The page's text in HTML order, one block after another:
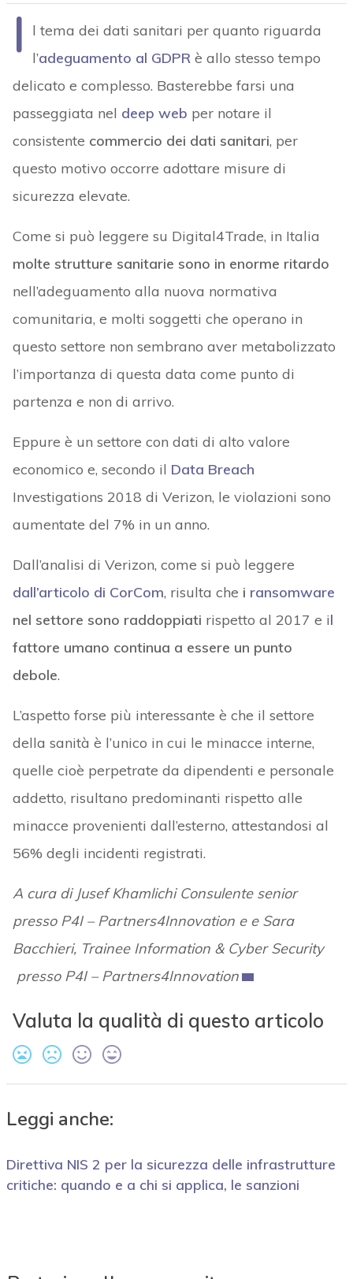
I
l tema dei dati sanitari per quanto riguarda
l’adeguamento al GDPR è allo stesso tempo
delicato e complesso. Basterebbe farsi una
passeggiata nel deep web per notare il
consistente commercio dei dati sanitari, per
questo motivo occorre adottare misure di
sicurezza elevate.
Come si può leggere su Digital4Trade, in Italia
molte strutture sanitarie sono in enorme ritardo
nell’adeguamento alla nuova normativa
comunitaria, e molti soggetti che operano in
questo settore non sembrano aver metabolizzato
l’importanza di questa data come punto di
partenza e non di arrivo.
Eppure è un settore con dati di alto valore
economico e, secondo il Data Breach
Investigations 2018 di Verizon, le violazioni sono
aumentate del 7% in un anno.
Dall’analisi di Verizon, come si può leggere
dall’articolo di CorCom, risulta che i ransomware
nel settore sono raddoppiati rispetto al 2017 e il
fattore umano continua a essere un punto
debole.
L’aspetto forse più interessante è che il settore
della sanità è l’unico in cui le minacce interne,
quelle cioè perpetrate da dipendenti e personale
addetto, risultano predominanti rispetto alle
minacce provenienti dall’esterno, attestandosi al
56% degli incidenti registrati.
A cura di Jusef Khamlichi Consulente senior
presso P4I – Partners4Innovation e e Sara
Bacchieri, Trainee Information & Cyber Security
presso P4I – Partners4Innovation
Valuta la qualità di questo articolo
Leggi anche:
Direttiva NIS 2 per la sicurezza delle infrastrutture
critiche: quando e a chi si applica, le sanzioni